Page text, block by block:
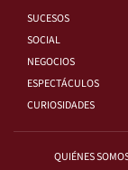
SUCESOS
SOCIAL
NEGOCIOS
ESPECTÁCULOS
CURIOSIDADES
QUIÉNES